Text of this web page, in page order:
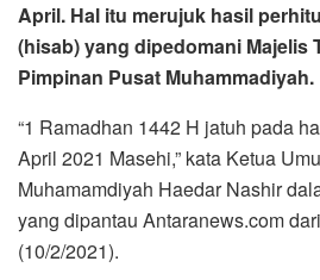
April. Hal itu merujuk hasil
(hisab) yang dipedomani Majelis
Pimpinan Pusat Muhammadiyah.
“1 Ramadhan 1442 H jatuh pada
April 2021 Masehi,” kata Ketua
Muhamamdiyah Haedar Nashir
yang dipantau Antaranews.com
(10/2/2021).